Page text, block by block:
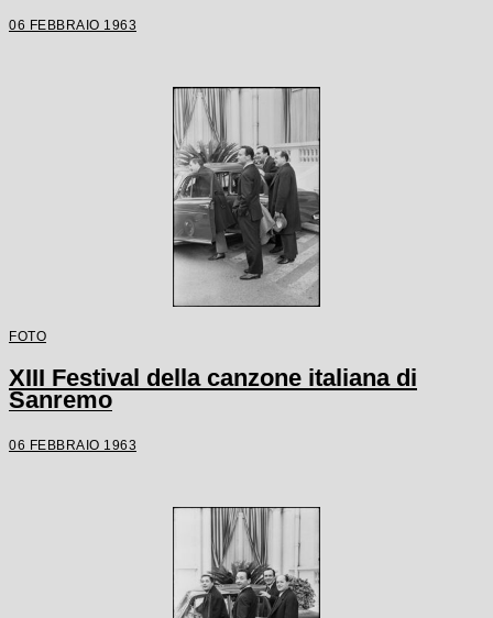
06 FEBBRAIO 1963
FOTO
XIII Festival della canzone italiana di
Sanremo
06 FEBBRAIO 1963